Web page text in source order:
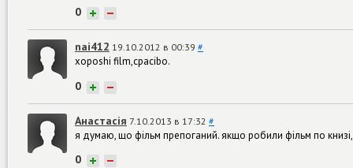
0 + −
nai412 19.10.2012 в 00:39 #
xoposhi film,cpacibo.
0 + −
Анастасія 7.10.2013 в 17:32 #
я думаю, що фільм препоганий. якщо робили фільм по
0 + −